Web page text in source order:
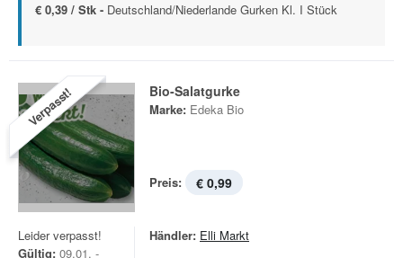
€ 0,39 / Stk - Deutschland/Niederlande Gurken Kl. I Stück
Verpasst! Bio-Salatgurke
Marke: Edeka Bio
Preis: € 0,99
Leider verpasst!
Gültig: 09.01. -
Händler: Elli Markt